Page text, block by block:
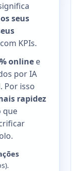
seus
com KPIs.
online e
por IA
Por isso
rapidez
que